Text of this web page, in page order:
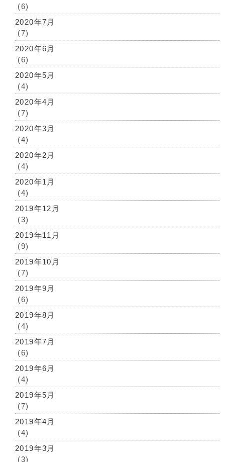
(6)
2020年7月
(7)
2020年6月
(6)
2020年5月
(4)
2020年4月
(7)
2020年3月
(4)
2020年2月
(4)
2020年1月
(4)
2019年12月
(3)
2019年11月
(9)
2019年10月
(7)
2019年9月
(6)
2019年8月
(4)
2019年7月
(6)
2019年6月
(4)
2019年5月
(7)
2019年4月
(4)
2019年3月
(3)